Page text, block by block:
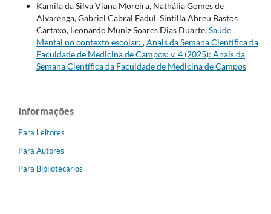
Kamila da Silva Viana Moreira, Nathália Gomes de
Alvarenga, Gabriel Cabral Fadul, Sintilla Abreu Bastos
Cartaxo, Leonardo Muniz Soares Dias Duarte,Saúde
Mental no contexto escolar: ,Anais da Semana Científica da
Faculdade de Medicina de Campos: v. 4 (2025): Anais da
Semana Científica da Faculdade de Medicina de Campos
Informações
Para Leitores
Para Autores
Para Bibliotecários